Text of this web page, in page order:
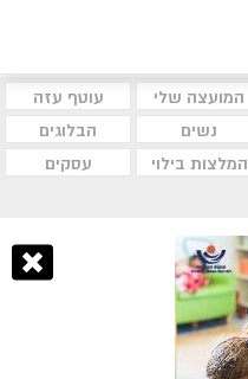
המועצה שלי
עוטף עזה
נשים
הבלוגים
המלצות בילוי
עסקים